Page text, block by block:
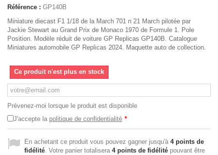
Référence : GP140B
Miniature diecast F1 1/18 de la March 701 n 21 March pilotée par
Jackie Stewart au Grand Prix de Monaco 1970 de Formule 1. Pole
Position. Modèle réduit de voiture GP Replicas GP140B. Catalogue
Miniatures automobile GP Replicas 2024. Maquette auto de collection.
Ce produit n'est plus en stock
Prévenez-moi lorsque le produit est disponible
J'accepte la politique de confidentialité *
En achetant ce produit vous pouvez gagner jusqu'à 4points de
fidélité. Votre panier totalisera 4points de fidélité pouvant être